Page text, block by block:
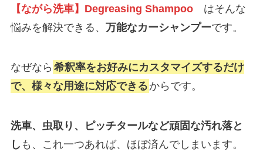
【ながら洗車】Degreasing Shampooはそんな
悩みを解決できる、 万能なカーシャンプーです。
なぜなら 希釈率をお好みにカスタマイズするだけ
で、様々な用途に対応できる からです。
洗車、虫取り、ピッチタールなど頑固な汚れ落と
し も、これ一つあれば、ほぼ済んでしまいます。